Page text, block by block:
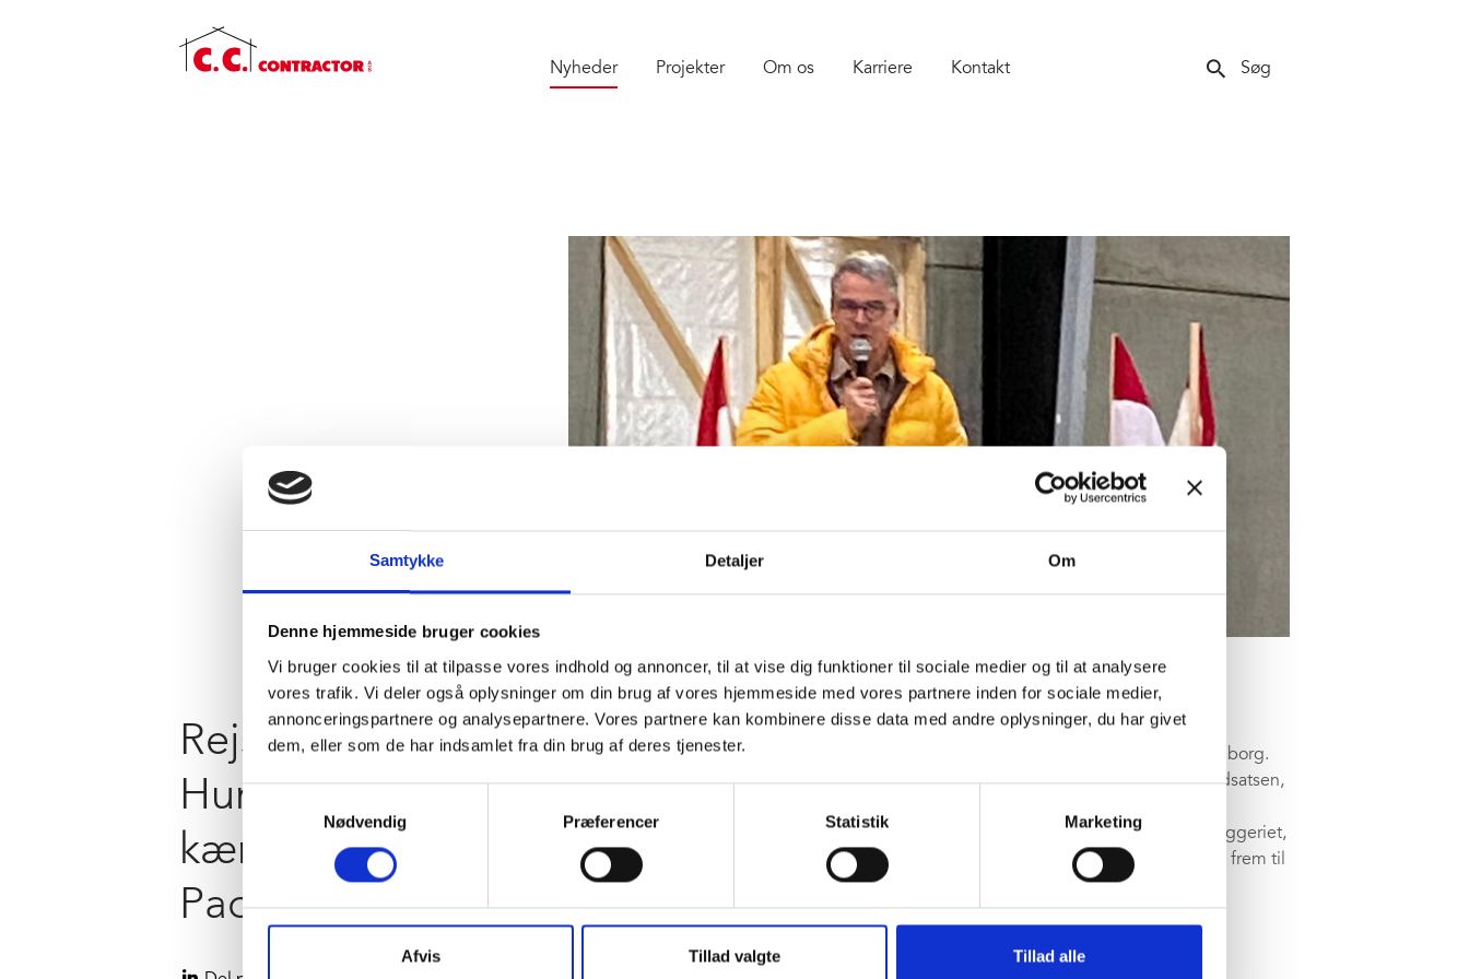
Samtykke Detaljer Om
Denne hjemmeside bruger cookies
Vi bruger cookies til at tilpasse vores indhold og annoncer, til at vise dig funktioner til sociale medier og til at analysere
vores trafik. Vi deler også oplysninger om din brug af vores hjemmeside med vores partnere inden for sociale medier,
annonceringspartnere og analysepartnere. Vores partnere kan kombinere disse data med andre oplysninger, du har givet
dem, eller som de har indsamlet fra din brug af deres tjenester.
Samtykkevalg
Nødvendig
Præferencer Statistik Marketing
Afvis Tillad valgte Tillad alle
Nyheder Projekter Om os Karriere Kontakt search Søg
Rejsegilde på
Hummels nye
kæmpelager i
Padborg
08.10.2021 . REJSEGILDE
Onsdag den 7. oktober blev der holdt rejsegilde på Hummels nye kæmpelager i Padborg.
c.c. contractor's direktør Jørn From var på talerstolen og takkede håndværkene for indsatsen,
Repræsentant for Hummel udtrykte tilfredshed med håndteringen og styringen af byggeriet,
og Aabenraas borgmester Thomas Andersen glædede sig over, at kommunen kan se frem til
flere arbejdspladser.